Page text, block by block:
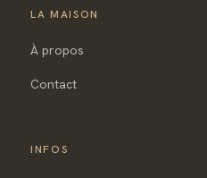
LA MAISON
À propos
Contact
INFOS